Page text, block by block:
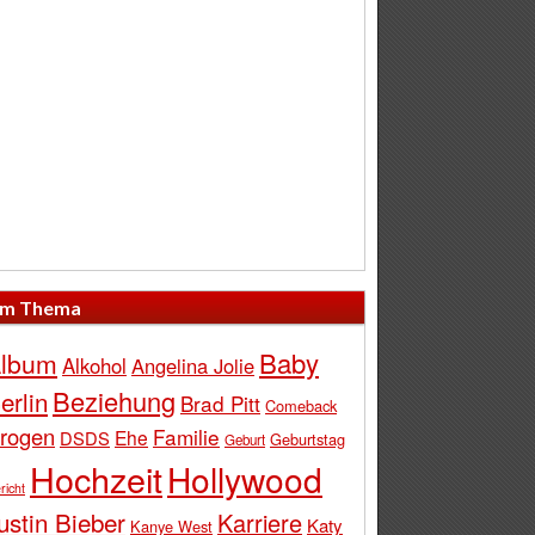
Thema
Alkohol Angelina Jolie Baby
Beziehung Brad Pitt Comeback
DSDS Ehe Familie Geburt Geburtstag
HochzeitHollywood
Bieber Kanye West Karriere Katy